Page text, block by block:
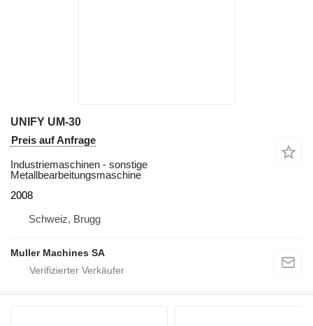
UNIFY UM-30
Preis auf Anfrage
Industriemaschinen - sonstige
Metallbearbeitungsmaschine
2008
Schweiz, Brugg
Muller Machines SA